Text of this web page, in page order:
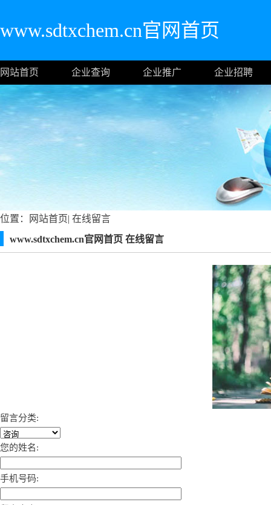
www.sdtxchem.cn官网首页
网站首页 企业查询 企业推广 企业招聘
位置： 网站首页| 在线留言
www.sdtxchem.cn官网首页 在线留言
留言分类:
您的姓名:
手机号码: